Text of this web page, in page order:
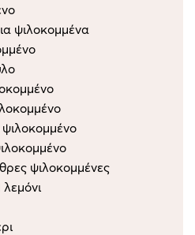
ψιλοκομμένα
ψιλοκομμένο
ψιλοκομμένες